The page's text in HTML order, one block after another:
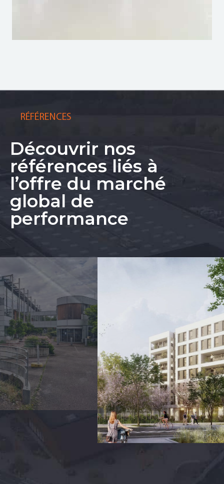
RÉFÉRENCES
Découvrir nos
références liés à
l’offre du marché
global de
performance